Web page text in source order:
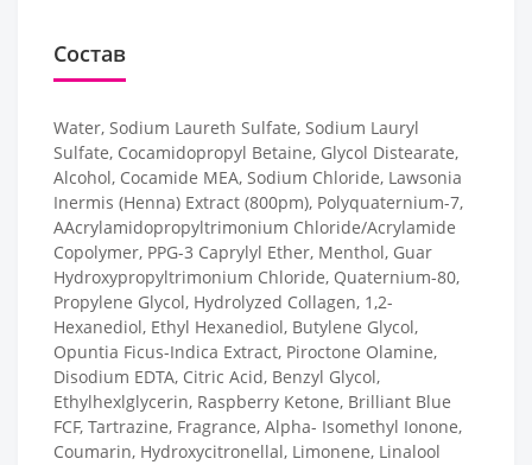
Состав
Water, Sodium Laureth Sulfate, Sodium Lauryl
Sulfate, Cocamidopropyl Betaine, Glycol Distearate,
Alcohol, Cocamide MEA, Sodium Chloride, Lawsonia
Inermis (Henna) Extract (800pm), Polyquaternium-7,
AAcrylamidopropyltrimonium Chloride/Acrylamide
Copolymer, PPG-3 Caprylyl Ether, Menthol, Guar
Hydroxypropyltrimonium Chloride, Quaternium-80,
Propylene Glycol, Hydrolyzed Collagen, 1,2-
Hexanediol, Ethyl Hexanediol, Butylene Glycol,
Opuntia Ficus-Indica Extract, Piroctone Olamine,
Disodium EDTA, Citric Acid, Benzyl Glycol,
Ethylhexlglycerin, Raspberry Ketone, Brilliant Blue
FCF, Tartrazine, Fragrance, Alpha- Isomethyl Ionone,
Coumarin, Hydroxycitronellal, Limonene, Linalool